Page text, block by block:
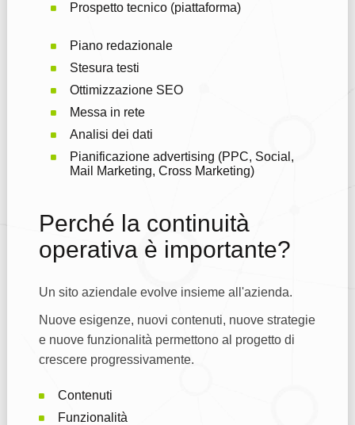
Prospetto tecnico (piattaforma)
Piano redazionale
Stesura testi
Ottimizzazione SEO
Messa in rete
Analisi dei dati
Pianificazione advertising (PPC, Social,
Mail Marketing, Cross Marketing)
Perché la continuità
operativa è importante?
Un sito aziendale evolve insieme all'azienda.
Nuove esigenze, nuovi contenuti, nuove strategie
e nuove funzionalità permettono al progetto di
crescere progressivamente.
Contenuti
Funzionalità